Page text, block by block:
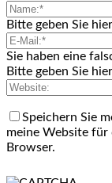
Bitte geben Sie
Sie haben eine
Bitte geben Sie
Speichern Sie
meine Website für
Browser.